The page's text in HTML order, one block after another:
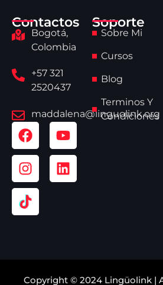
Contactos
Bogotá,
Colombia
+57 321
2520437
maddalena@linguolink.org
Soporte
Sobre Mi
Cursos
Blog
Terminos Y
Condiciones
Copyright © 2024 Lingüolink |